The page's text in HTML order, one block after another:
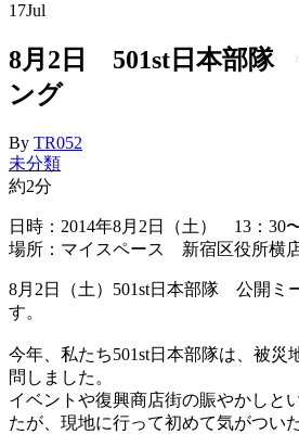
17Jul
8月2日 501st日本部隊
ング
By TR052
未分類
約2分
日時：2014年8月2日（土） 13：30
場所：マイスペース 新宿区役所横
8月2日（土）501st日本部隊 公開ミ
す。
今年、私たち501st日本部隊は、被災
問しました。
イベントや復興商店街の賑やかしと
たが、現地に行って初めて気がつい